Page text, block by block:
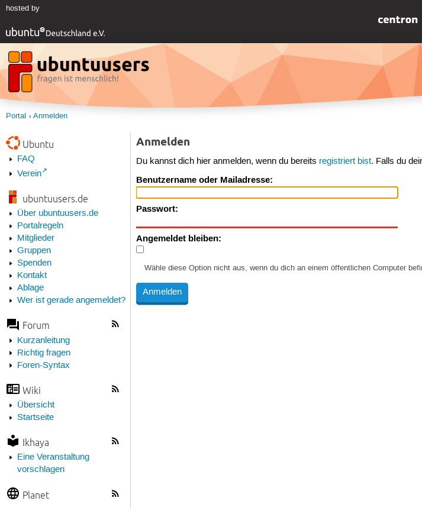
hosted by
Portal Anmelden
Ubuntu
FAQ
Verein
ubuntuusers.de
Über ubuntuusers.de
Portalregeln
Mitglieder
Gruppen
Spenden
Kontakt
Ablage
Wer ist gerade angemeldet?
Forum
Kurzanleitung
Richtig fragen
Foren-Syntax
Wiki
Übersicht
Startseite
Ikhaya
Eine Veranstaltung
vorschlagen
Planet
Anmelden
Du kannst dich hier anmelden, wenn du bereits registriert bist. Falls du
Benutzername oder Mailadresse:
Passwort:
Angemeldet bleiben:
Wähle diese Option nicht aus, wenn du dich an einem öffentlichen Computer